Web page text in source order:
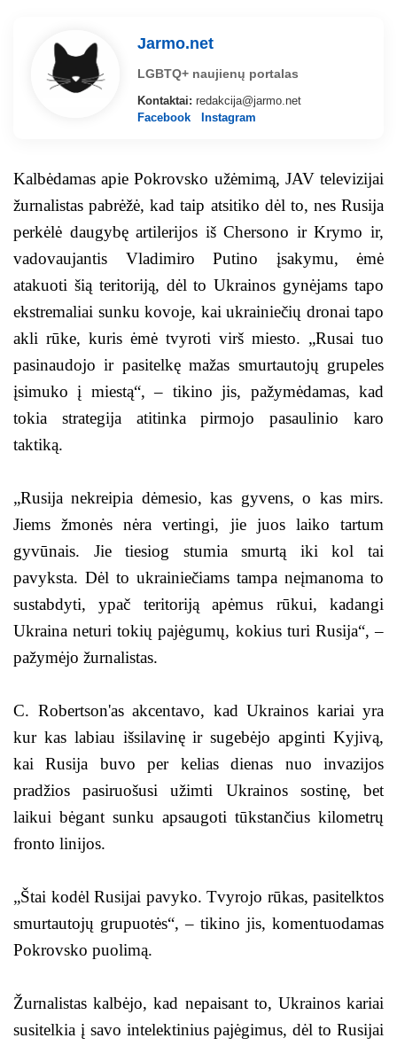
Jarmo.net
LGBTQ+ naujienų portalas
Kontaktai: redakcija@jarmo.net
Facebook
Instagram
Kalbėdamas apie Pokrovsko užėmimą, JAV televizijai
žurnalistas pabrėžė, kad taip atsitiko dėl to, nes Rusija
perkėlė daugybę artilerijos iš Chersono ir Krymo ir,
vadovaujantis Vladimiro Putino įsakymu, ėmė
atakuoti šią teritoriją, dėl to Ukrainos gynėjams tapo
ekstremaliai sunku kovoje, kai ukrainiečių dronai tapo
akli rūke, kuris ėmė tvyroti virš miesto. „Rusai tuo
pasinaudojo ir pasitelkę mažas smurtautojų grupeles
įsimuko į miestą“, – tikino jis, pažymėdamas, kad
tokia strategija atitinka pirmojo pasaulinio karo
taktiką.
„Rusija nekreipia dėmesio, kas gyvens, o kas mirs.
Jiems žmonės nėra vertingi, jie juos laiko tartum
gyvūnais. Jie tiesiog stumia smurtą iki kol tai
pavyksta. Dėl to ukrainiečiams tampa neįmanoma to
sustabdyti, ypač teritoriją apėmus rūkui, kadangi
Ukraina neturi tokių pajėgumų, kokius turi Rusija“, –
pažymėjo žurnalistas.
C. Robertson'as akcentavo, kad Ukrainos kariai yra
kur kas labiau išsilavinę ir sugebėjo apginti Kyjivą,
kai Rusija buvo per kelias dienas nuo invazijos
pradžios pasiruošusi užimti Ukrainos sostinę, bet
laikui bėgant sunku apsaugoti tūkstančius kilometrų
fronto linijos.
„Štai kodėl Rusijai pavyko. Tvyrojo rūkas, pasitelktos
smurtautojų grupuotės“, – tikino jis, komentuodamas
Pokrovsko puolimą.
Žurnalistas kalbėjo, kad nepaisant to, Ukrainos kariai
susitelkia į savo intelektinius pajėgimus, dėl to Rusijai